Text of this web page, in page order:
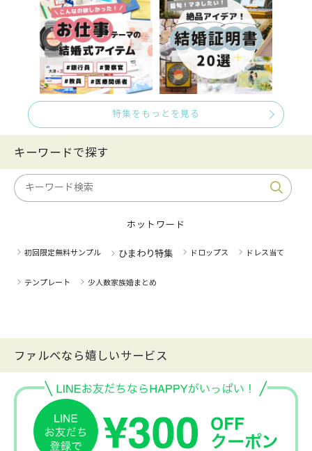
特集をもっとを見る
キーワードで探す
ホットワード
初回限定無料サンプル ひまわり特集 ドロップス ドレス当て
テンプレート 少人数家族婚まとめ
ファルべなら嬉しいサービス